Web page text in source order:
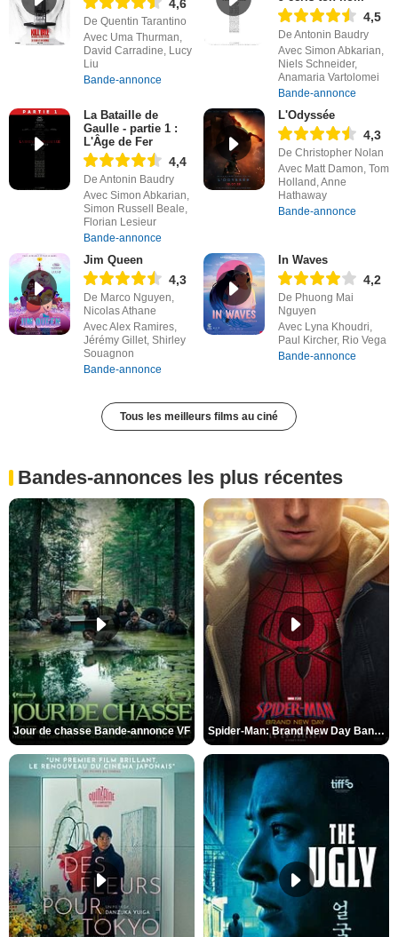
4,6
De Quentin Tarantino
Avec Uma Thurman,
David Carradine, Lucy
Liu
Bande-annonce
4,5
De Antonin Baudry
Avec Simon Abkarian,
Niels Schneider,
Anamaria Vartolomei
Bande-annonce
La Bataille de
Gaulle - partie 1 :
L'Âge de Fer
4,4
De Antonin Baudry
Avec Simon Abkarian,
Simon Russell Beale,
Florian Lesieur
Bande-annonce
L'Odyssée
4,3
De Christopher Nolan
Avec Matt Damon, Tom
Holland, Anne
Hathaway
Bande-annonce
Jim Queen
4,3
De Marco Nguyen,
Nicolas Athane
Avec Alex Ramires,
Jérémy Gillet, Shirley
Souagnon
Bande-annonce
In Waves
4,2
De Phuong Mai
Nguyen
Avec Lyna Khoudri,
Paul Kircher, Rio Vega
Bande-annonce
Tous les meilleurs films au ciné
Bandes-annonces les plus récentes
Jour de chasse Bande-annonce VF Spider-Man: Brand New Day Bande-annonce (3) VO STFR